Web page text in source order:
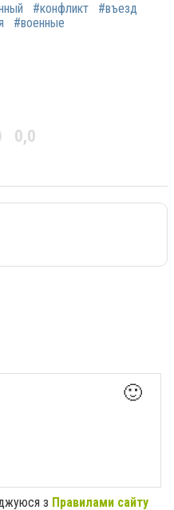
#конфликт
#въезд
#военные
0,0
🙂
з Правилами сайту